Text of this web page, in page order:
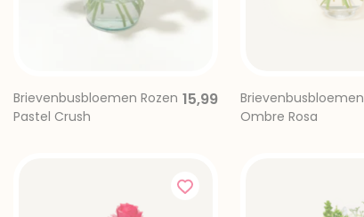
Sterkte
Brievenbusbloemen Rozen
Pastel Crush
15,99
Brievenbusbloemen
Ombre Rosa